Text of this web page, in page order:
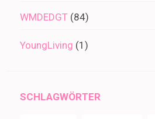
WMDEDGT (84)
YoungLiving (1)
SCHLAGWÖRTER